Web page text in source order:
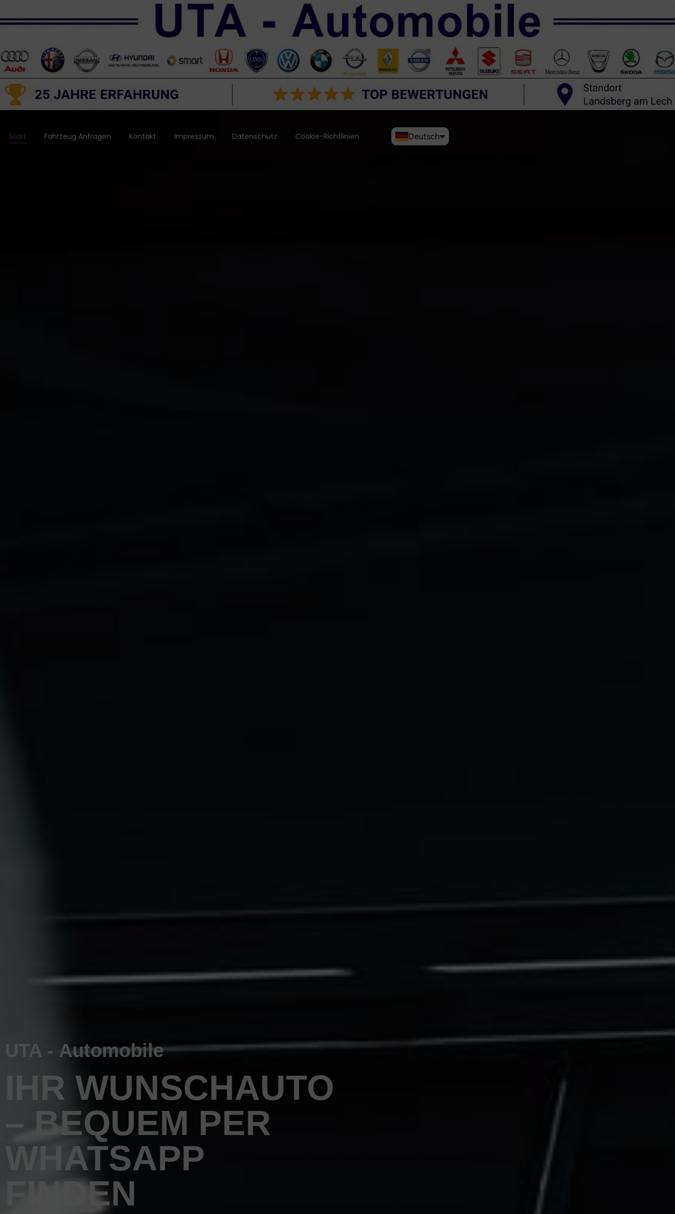
Start Fahrzeug Anfragen Kontakt Impressum Datenschutz Cookie-Richtlinien
Deutsch
UTA - Automobile
IHR WUNSCHAUTO
– BEQUEM PER
WHATSAPP
FINDEN